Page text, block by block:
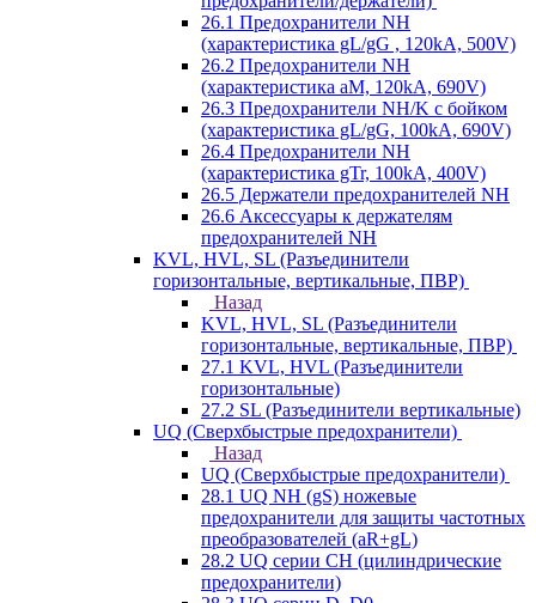
26.1 Предохранители NH
(характеристика gL/gG , 120kA, 500V)
26.2 Предохранители NH
(характеристика aM, 120kA, 690V)
26.3 Предохранители NH/K с бойком
(характеристика gL/gG, 100kA, 690V)
26.4 Предохранители NH
(характеристика gTr, 100kA, 400V)
26.5 Держатели предохранителей NH
26.6 Аксессуары к держателям
предохранителей NH
KVL, HVL, SL (Разъединители
горизонтальные, вертикальные, ПВР)
Назад
KVL, HVL, SL (Разъединители
горизонтальные, вертикальные, ПВР)
27.1 KVL, HVL (Разъединители
горизонтальные)
27.2 SL (Разъединители вертикальные)
UQ (Сверхбыстрые предохранители)
Назад
UQ (Сверхбыстрые предохранители)
28.1 UQ NH (gS) ножевые
предохранители для защиты частотных
преобразователей (aR+gL)
28.2 UQ серии CH (цилиндрические
предохранители)